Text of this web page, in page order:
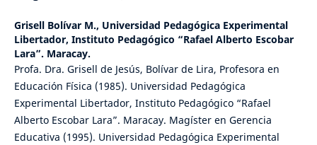
Grisell Bolívar M., Universidad Pedagógica Experimental
Libertador, Instituto Pedagógico “Rafael Alberto Escobar
Lara”. Maracay.
Profa. Dra. Grisell de Jesús, Bolívar de Lira, Profesora en
Educación Física (1985). Universidad Pedagógica
Experimental Libertador, Instituto Pedagógico “Rafael
Alberto Escobar Lara”. Maracay. Magíster en Gerencia
Educativa (1995). Universidad Pedagógica Experimental